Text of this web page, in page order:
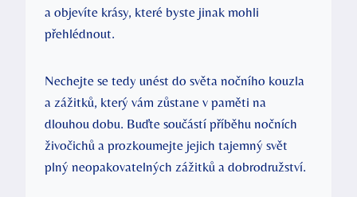
a objevíte krásy, které byste jinak mohli
přehlédnout.
Nechejte se tedy unést do světa nočního kouzla
a zážitků, který vám zůstane v paměti na
dlouhou dobu. Buďte součástí příběhu nočních
živočichů a prozkoumejte jejich tajemný svět
plný neopakovatelných zážitků a dobrodružství.